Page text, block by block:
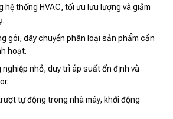
hệ thống HVAC, tối ưu lưu lượng và giảm
gói, dây chuyền phân loại sản phẩm cần
hoạt.
nghiệp nhỏ, duy trì áp suất ổn định và
tự động trong nhà máy, khởi động